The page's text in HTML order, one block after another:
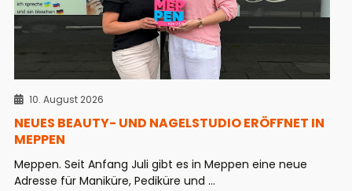
10. August 2026
NEUES BEAUTY- UND NAGELSTUDIO ERÖFFNET IN
MEPPEN
Meppen. Seit Anfang Juli gibt es in Meppen eine neue
Adresse für Maniküre, Pediküre und ...